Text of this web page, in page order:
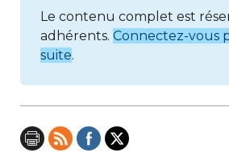
Le contenu complet est
adhérents. Connectez-vous
suite.